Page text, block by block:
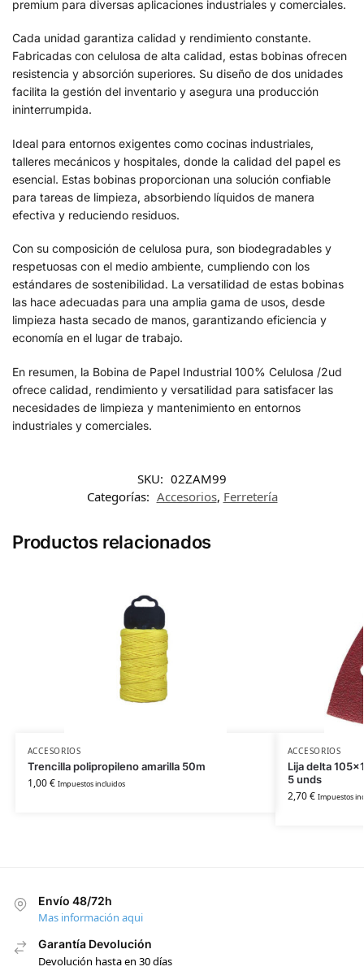
premium para diversas aplicaciones industriales y comerciales.
Cada unidad garantiza calidad y rendimiento constante.
Fabricadas con celulosa de alta calidad, estas bobinas ofrecen
resistencia y absorción superiores. Su diseño de dos unidades
facilita la gestión del inventario y asegura una producción
ininterrumpida.
Ideal para entornos exigentes como cocinas industriales,
talleres mecánicos y hospitales, donde la calidad del papel es
esencial. Estas bobinas proporcionan una solución confiable
para tareas de limpieza, absorbiendo líquidos de manera
efectiva y reduciendo residuos.
Con su composición de celulosa pura, son biodegradables y
respetuosas con el medio ambiente, cumpliendo con los
estándares de sostenibilidad. La versatilidad de estas bobinas
las hace adecuadas para una amplia gama de usos, desde
limpieza hasta secado de manos, garantizando eficiencia y
economía en el lugar de trabajo.
En resumen, la Bobina de Papel Industrial 100% Celulosa /2ud
ofrece calidad, rendimiento y versatilidad para satisfacer las
necesidades de limpieza y mantenimiento en entornos
industriales y comerciales.
SKU: 02ZAM99
Categorías: Accesorios, Ferretería
Productos relacionados
ACCESORIOS
Trencilla polipropileno amarilla 50m
1,00€ Impuestos incluidos
ACCESORIOS
Lija delta
5 unds
2,70€ Impuestos
Envío 48/72h
Mas información aqui
Garantía Devolución
Devolución hasta en 30 días